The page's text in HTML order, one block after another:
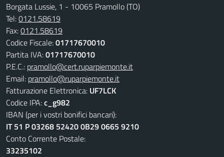
Borgata Lussie, 1 - 10065 Pramollo (TO)
Tel:0121.58619
Fax:0121.58619
Codice Fiscale:01717670010
Partita IVA:01717670010
P.E.C.: pramollo@cert.ruparpiemonte.it
Email: pramollo@ruparpiemonte.it
Fatturazione Elettronica: UF7LCK
Codice IPA:c_g982
IBAN (per i vostri bonifici bancari):
IT 51 P 03268 52420 0B29 0665 9210
Conto Corrente Postale:
33235102